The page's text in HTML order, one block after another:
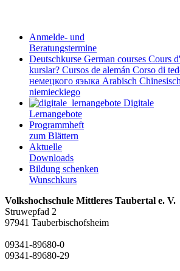
Anmelde- und
Beratungstermine
Deutschkurse German courses Cours
kurslar? Cursos de alemán Corso di
немецкого яэыка Arabisch Chinesisch
niemieckiego
Digitale
Lernangebote
Programmheft
zum Blättern
Aktuelle
Downloads
Bildung schenken
Wunschkurs
Volkshochschule Mittleres Taubertal e. V.
Struwepfad 2
97941 Tauberbischofsheim
09341-89680-0
09341-89680-29